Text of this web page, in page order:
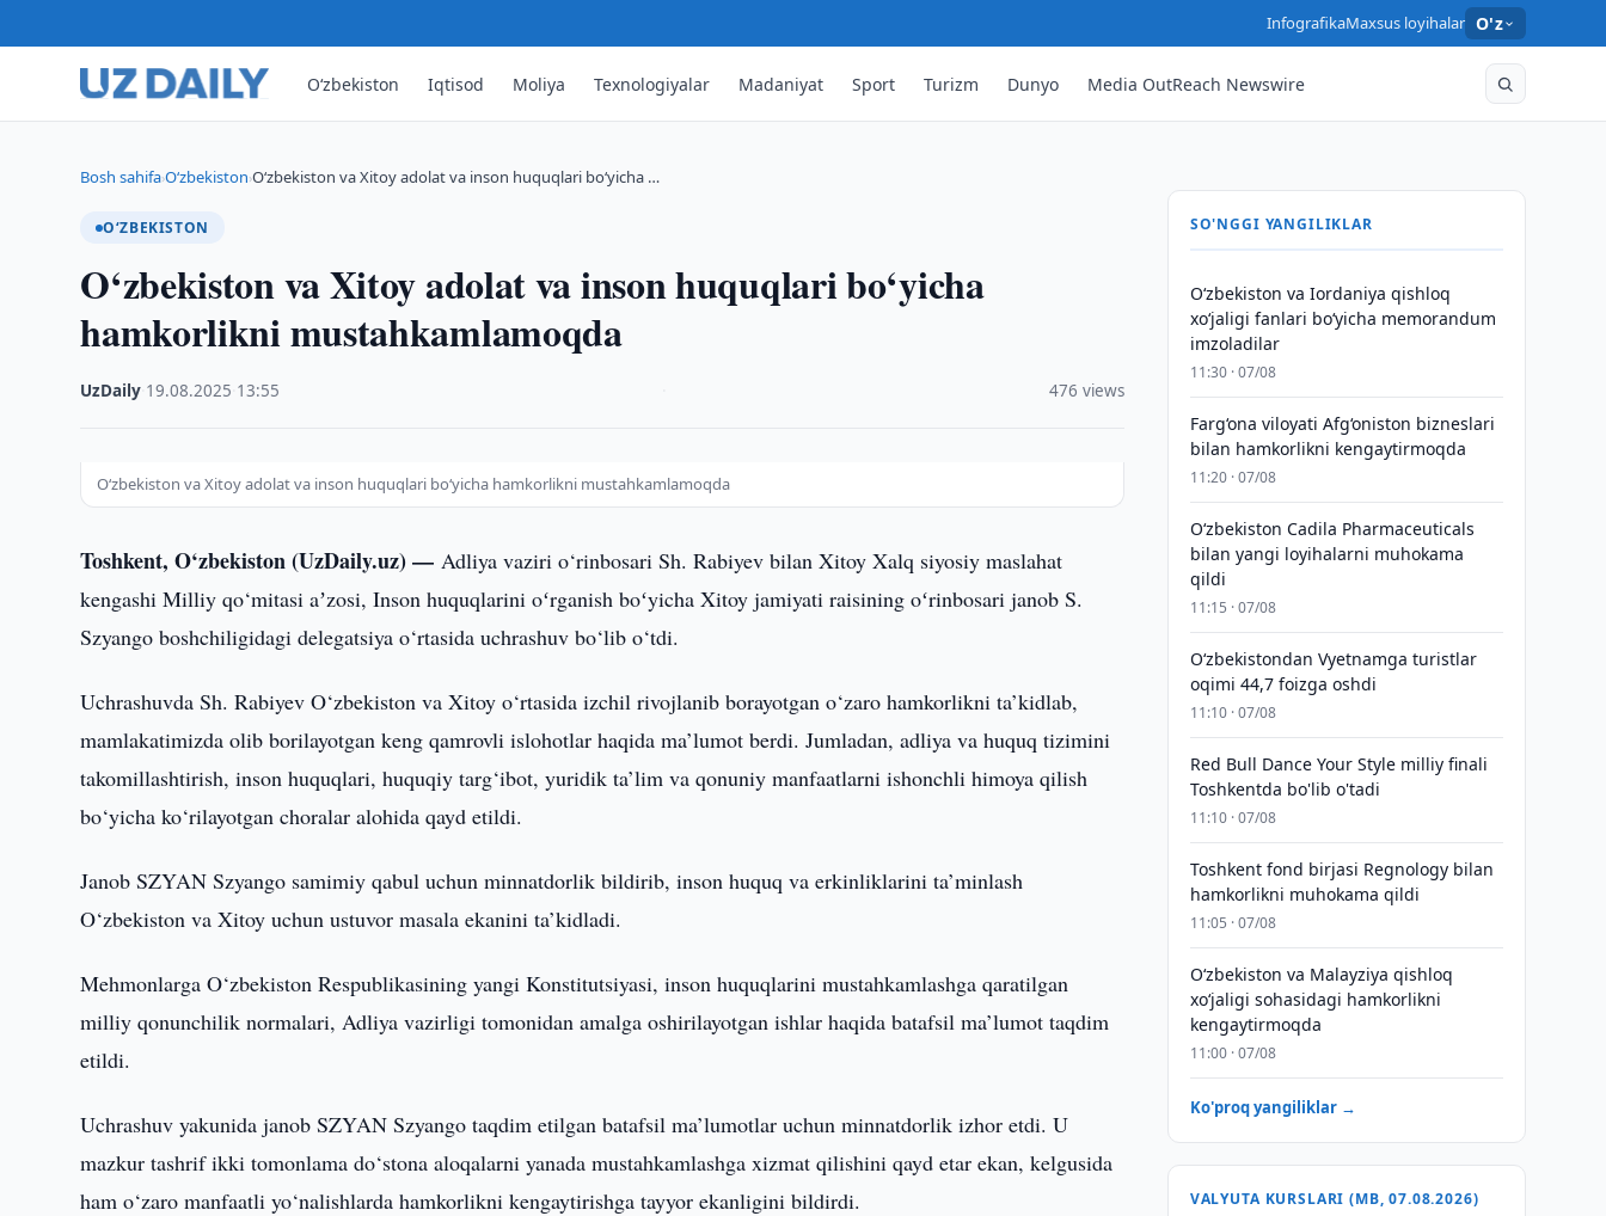
InfografikaMaxsus loyihalar O'z
O‘zbekiston Iqtisod Moliya Texnologiyalar Madaniyat Sport Turizm Dunyo Media OutReach Newswire
Bosh sahifa›O‘zbekiston›O‘zbekiston va Xitoy adolat va inson huquqlari bo‘yicha …
O‘ZBEKISTON
O‘zbekiston va Xitoy adolat va inson huquqlari bo‘yicha
hamkorlikni mustahkamlamoqda
UzDaily 19.08.2025 13:55 476 views
O‘zbekiston va Xitoy adolat va inson huquqlari bo‘yicha hamkorlikni mustahkamlamoqda
Toshkent, O‘zbekiston (UzDaily.uz) —Adliya vaziri o‘rinbosari Sh. Rabiyev bilan Xitoy Xalq siyosiy maslahat
kengashi Milliy qo‘mitasi aʼzosi, Inson huquqlarini oʻrganish boʻyicha Xitoy jamiyati raisining oʻrinbosari janob S.
Szyango boshchiligidagi delegatsiya o‘rtasida uchrashuv bo‘lib o‘tdi.
Uchrashuvda Sh. Rabiyev O‘zbekiston va Xitoy o‘rtasida izchil rivojlanib borayotgan o‘zaro hamkorlikni ta’kidlab,
mamlakatimizda olib borilayotgan keng qamrovli islohotlar haqida ma’lumot berdi. Jumladan, adliya va huquq tizimini
takomillashtirish, inson huquqlari, huquqiy targ‘ibot, yuridik ta’lim va qonuniy manfaatlarni ishonchli himoya qilish
bo‘yicha ko‘rilayotgan choralar alohida qayd etildi.
Janob SZYAN Szyango samimiy qabul uchun minnatdorlik bildirib, inson huquq va erkinliklarini ta’minlash
O‘zbekiston va Xitoy uchun ustuvor masala ekanini ta’kidladi.
Mehmonlarga O‘zbekiston Respublikasining yangi Konstitutsiyasi, inson huquqlarini mustahkamlashga qaratilgan
milliy qonunchilik normalari, Adliya vazirligi tomonidan amalga oshirilayotgan ishlar haqida batafsil ma’lumot taqdim
etildi.
Uchrashuv yakunida janob SZYAN Szyango taqdim etilgan batafsil ma’lumotlar uchun minnatdorlik izhor etdi. U
mazkur tashrif ikki tomonlama do‘stona aloqalarni yanada mustahkamlashga xizmat qilishini qayd etar ekan, kelgusida
ham o‘zaro manfaatli yo‘nalishlarda hamkorlikni kengaytirishga tayyor ekanligini bildirdi.
SO'NGGI YANGILIKLAR
Oʻzbekiston va Iordaniya qishloq
xoʻjaligi fanlari boʻyicha memorandum
imzoladilar
11:30 · 07/08
Farg‘ona viloyati Afg‘oniston bizneslari
bilan hamkorlikni kengaytirmoqda
11:20 · 07/08
Oʻzbekiston Cadila Pharmaceuticals
bilan yangi loyihalarni muhokama
qildi
11:15 · 07/08
O‘zbekistondan Vyetnamga turistlar
oqimi 44,7 foizga oshdi
11:10 · 07/08
Red Bull Dance Your Style milliy finali
Toshkentda bo'lib o'tadi
11:10 · 07/08
Toshkent fond birjasi Regnology bilan
hamkorlikni muhokama qildi
11:05 · 07/08
Oʻzbekiston va Malayziya qishloq
xoʻjaligi sohasidagi hamkorlikni
kengaytirmoqda
11:00 · 07/08
Ko'proq yangiliklar →
VALYUTA KURSLARI (MB, 07.08.2026)